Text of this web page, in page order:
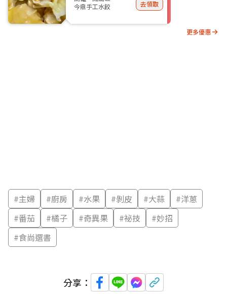
今鼎手工水餃
去領取
更多優惠
#主婦 #廚房 #水果 #剝皮 #大蒜 #洋蔥
#番茄 #橘子 #奇異果 #祕技 #妙招
#食尚選書
分享：